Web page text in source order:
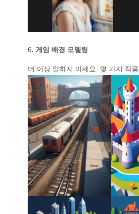
6. 게임 배경 모델링
더 이상 말하지 마세요. 몇 가지 작